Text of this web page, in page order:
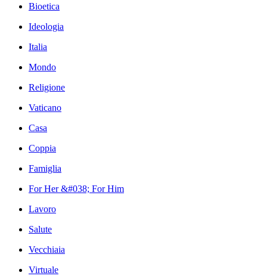
Bioetica
Ideologia
Italia
Mondo
Religione
Vaticano
Casa
Coppia
Famiglia
For Her &#038; For Him
Lavoro
Salute
Vecchiaia
Virtuale